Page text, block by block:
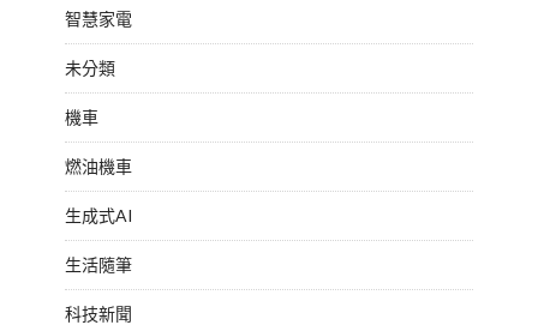
智慧家電
未分類
機車
燃油機車
生成式AI
生活隨筆
科技新聞